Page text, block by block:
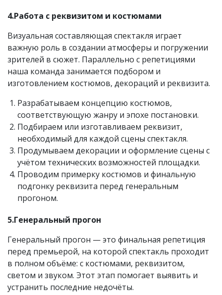
4.Работа с реквизитом и костюмами
Визуальная составляющая спектакля играет
важную роль в создании атмосферы и погружении
зрителей в сюжет. Параллельно с репетициями
наша команда занимается подбором и
изготовлением костюмов, декораций и реквизита.
Разрабатываем концепцию костюмов,
соответствующую жанру и эпохе постановки.
Подбираем или изготавливаем реквизит,
необходимый для каждой сцены спектакля.
Продумываем декорации и оформление сцены с
учётом технических возможностей площадки.
Проводим примерку костюмов и финальную
подгонку реквизита перед генеральным
прогоном.
5.Генеральный прогон
Генеральный прогон — это финальная репетиция
перед премьерой, на которой спектакль проходит
в полном объёме: с костюмами, реквизитом,
светом и звуком. Этот этап помогает выявить и
устранить последние недочёты.